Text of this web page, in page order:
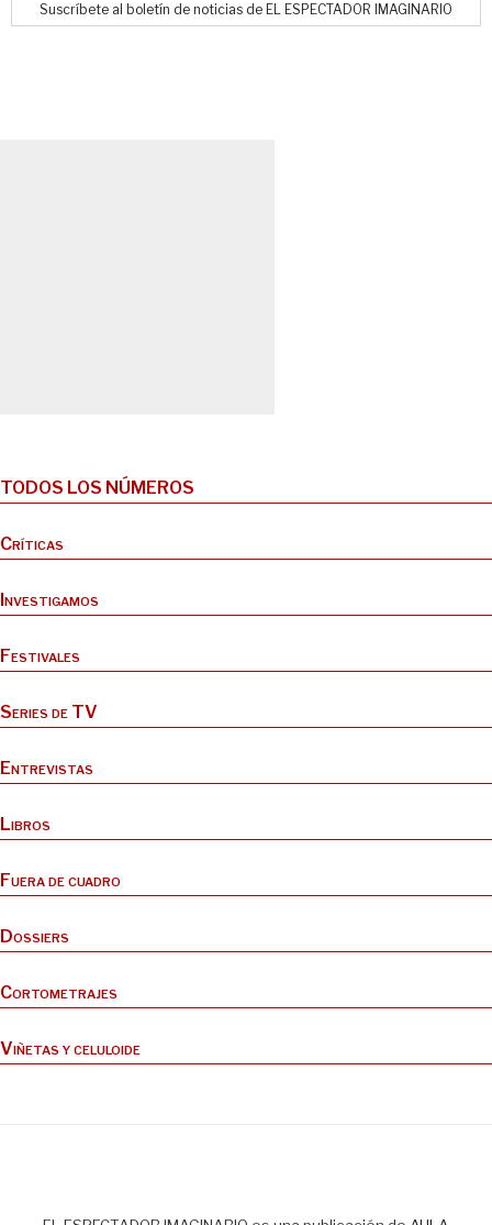
Suscríbete al boletín de noticias de EL ESPECTADOR IMAGINARIO
TODOS LOS NÚMEROS
Críticas
Investigamos
Festivales
Series de TV
Entrevistas
Libros
Fuera de cuadro
Dossiers
Cortometrajes
Viñetas y celuloide